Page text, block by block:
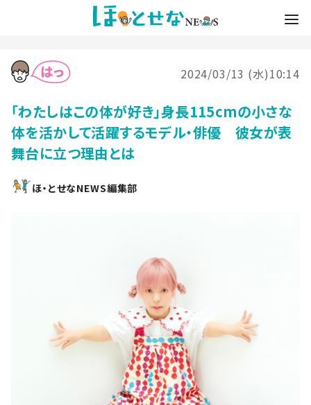
2024/03/13 (水)10:14
「わたしはこの体が好き」身長115cmの小さな
体を活かして活躍するモデル・俳優 彼女が表
舞台に立つ理由とは
ほ・とせなNEWS編集部